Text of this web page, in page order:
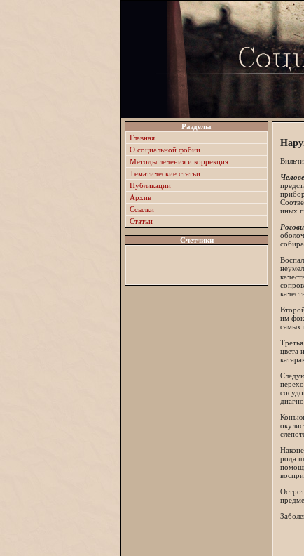
Разделы
Главная
О социальной фобии
Методы лечения и коррекция
Тематические статьи
Публикации
Архив
Ссылки
Статьи
Счетчики
иных
им
самых
цвета
рода